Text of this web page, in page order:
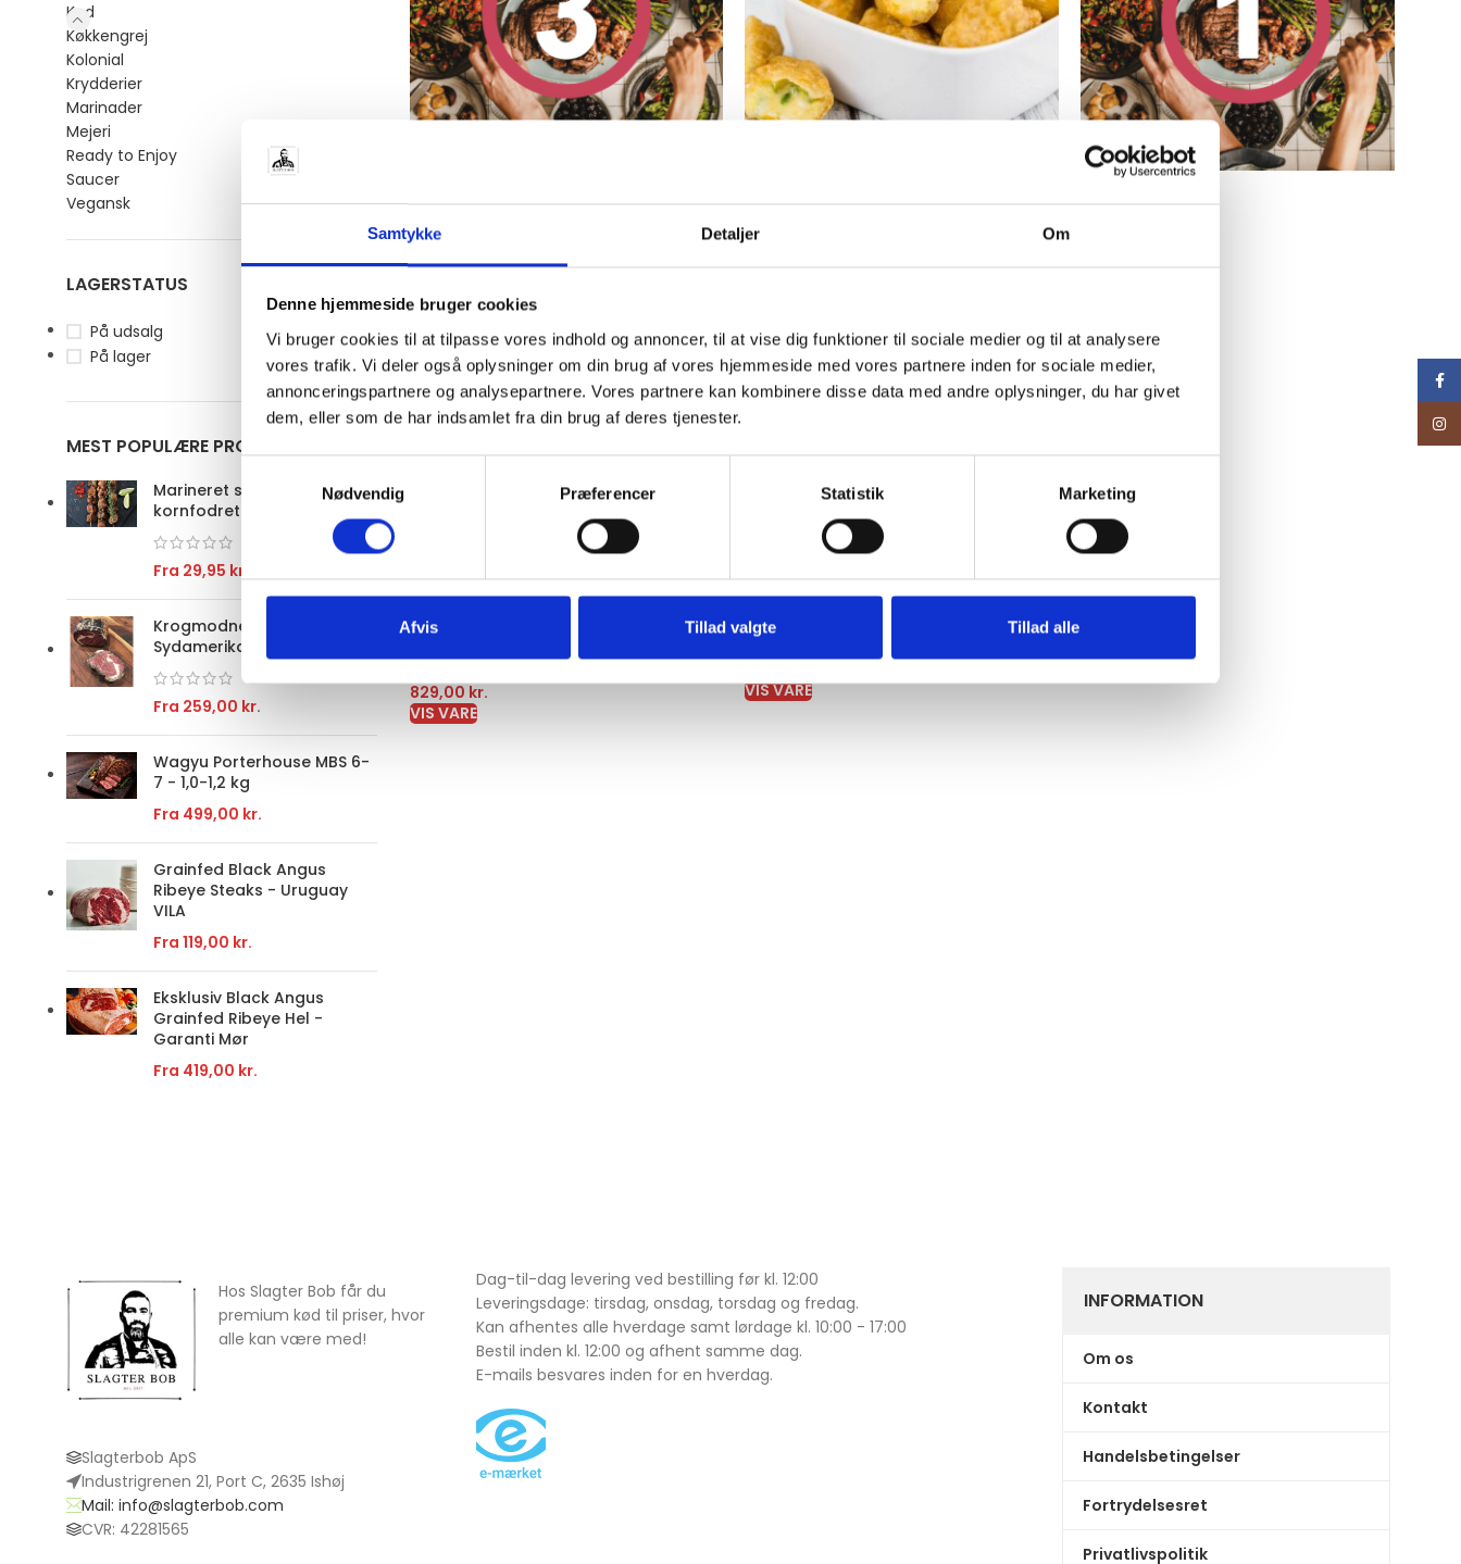
Samtykke Detaljer Om
Denne hjemmeside bruger cookies
Vi bruger cookies til at tilpasse vores indhold og annoncer, til at vise dig funktioner til sociale medier og til at analysere
vores trafik. Vi deler også oplysninger om din brug af vores hjemmeside med vores partnere inden for sociale medier,
annonceringspartnere og analysepartnere. Vores partnere kan kombinere disse data med andre oplysninger, du har givet
dem, eller som de har indsamlet fra din brug af deres tjenester.
Nødvendig
Præferencer Statistik Marketing
Afvis Tillad valgte Tillad alle
Kød
Køkkengrej
Kolonial
Krydderier
Marinader
Mejeri
Ready to Enjoy
Saucer
Vegansk
LAGERSTATUS
På udsalg
På lager
MEST POPULÆRE PRODUKTER
Marineret spyd med
kornfodret Mørbrad/Ribeye
Fra 29,95 kr.
Krogmodnet ribeye - hel -
Sydamerika
Fra 259,00 kr.
Wagyu Porterhouse MBS 6-
7 - 1,0-1,2 kg
Fra 499,00 kr.
Grainfed Black Angus
Ribeye Steaks - Uruguay
VILA
Fra 119,00 kr.
Eksklusiv Black Angus
Grainfed Ribeye Hel -
Garanti Mør
Fra 419,00 kr.
kvalitetskød til hele ugen
1.069,00
Chili Cheese Nuggets 1kg | Sprøde
ostebid med chili
Familiepakke 1
Familiepakke 2 – varieret kvalitetskød
og fisk til hele ugen
829,00 kr.
VIS VARE
Familiepakke 5 – Frost Favoritter
VIS VARE
Hos Slagter Bob får du
premium kød til priser, hvor
alle kan være med!
Slagterbob ApS
Industrigrenen 21, Port C, 2635 Ishøj
Mail: info@slagterbob.com
CVR: 42281565
Dag-til-dag levering ved bestilling før kl. 12:00
Leveringsdage: tirsdag, onsdag, torsdag og fredag.
Kan afhentes alle hverdage samt lørdage kl. 10:00 - 17:00
Bestil inden kl. 12:00 og afhent samme dag.
E-mails besvares inden for en hverdag.
INFORMATION
Om os
Kontakt
Handelsbetingelser
Fortrydelsesret
Privatlivspolitik